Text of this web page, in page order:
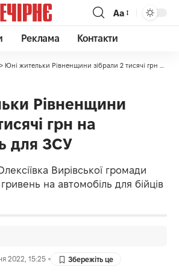
Аа
Реклама Контакти
> Юні жительки Рівненщини зібрали 2 тисячі грн на автомобіль для ЗСУ
Рівненщини
грн на
для ЗСУ
Вирівської громади
на автомобіль для бійців
2022, 15:25